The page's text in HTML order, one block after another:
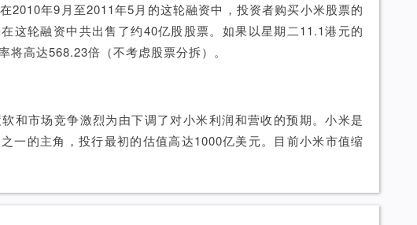
2010年9月至2011年5月的这轮融资中，投资者购买小米股票的
这轮融资中共出售了约40亿股股票。如果以星期二11.1港元的
将高达568.23倍（不考虑股票分拆）。
和市场竞争激烈为由下调了对小米利润和营收的预期。小米是
一的主角，投行最初的估值高达1000亿美元。目前小米市值缩